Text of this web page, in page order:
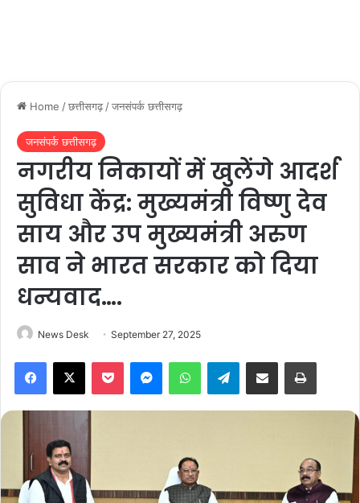
Home /छत्तीसगढ़ /जनसंपर्क छत्तीसगढ़
जनसंपर्क छत्तीसगढ़
नगरीय निकायों में खुलेंगे आदर्श
सुविधा केंद्र: मुख्यमंत्री विष्णु देव
साय और उप मुख्यमंत्री अरुण
साव ने भारत सरकार को दिया
धन्यवाद….
News Desk September 27, 2025
Telegram